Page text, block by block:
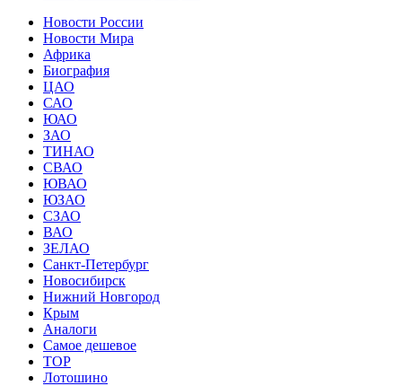
Новости России
Новости Мира
Африка
Биография
ЦАО
САО
ЮАО
ЗАО
ТИНАО
СВАО
ЮВАО
ЮЗАО
СЗАО
ВАО
ЗЕЛАО
Санкт-Петербург
Новосибирск
Нижний Новгород
Крым
Аналоги
Самое дешевое
TOP
Лотошино